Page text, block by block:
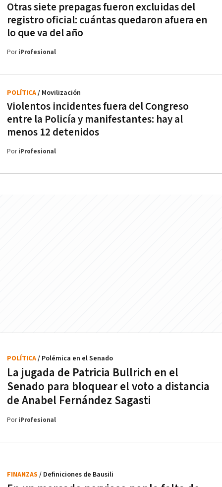
Otras siete prepagas fueron excluidas del
registro oficial: cuántas quedaron afuera en
lo que va del año
PoriProfesional
Violentos incidentes fuera del Congreso
entre la Policía y manifestantes: hay al
menos 12 detenidos
POLÍTICA/ Movilización
PoriProfesional
La jugada de Patricia Bullrich en el
Senado para bloquear el voto a distancia
de Anabel Fernández Sagasti
POLÍTICA/ Polémica en el Senado
PoriProfesional
FINANZAS / Definiciones de Bausili